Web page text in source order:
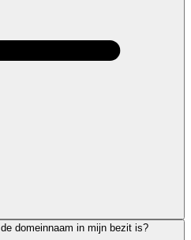
domeinnaam in mijn bezit is?